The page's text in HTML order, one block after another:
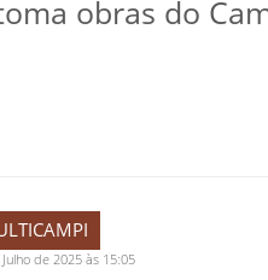
obras do
de 2025 às 15:05